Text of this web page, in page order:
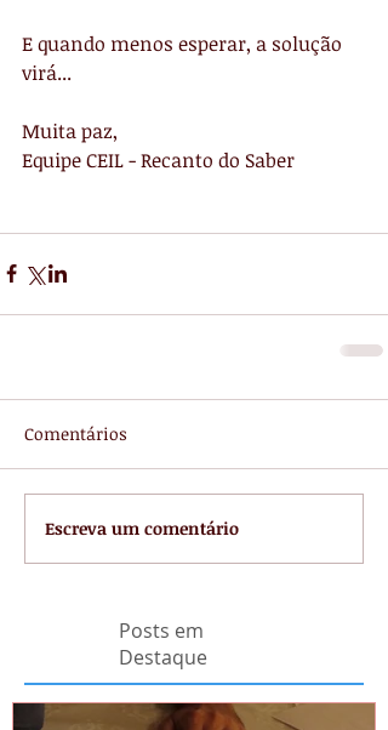
E quando menos esperar, a solução
virá...
Muita paz,
Equipe CEIL - Recanto do Saber
Comentários
Escreva um comentário
Posts em
Destaque